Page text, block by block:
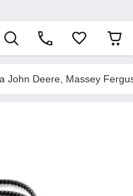
John Deere, Massey